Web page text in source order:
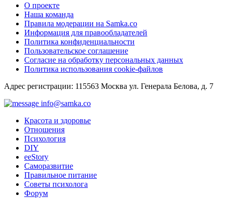
О проекте
Наша команда
Правила модерации на Samka.co
Информация для правообладателей
Политика конфиденциальности
Пользовательское соглашение
Согласие на обработку персональных данных
Политика использования cookie-файлов
Адрес регистрации: 115563 Москва ул. Генерала Белова, д. 7
info@samka.co
Красота и здоровье
Отношения
Психология
DIY
ееStory
Саморазвитие
Правильное питание
Советы психолога
Форум